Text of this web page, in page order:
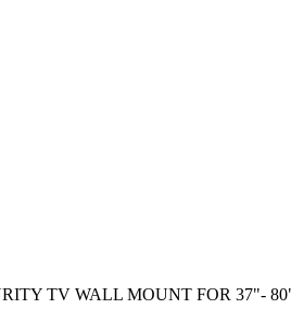
TV WALL MOUNT FOR 37"-